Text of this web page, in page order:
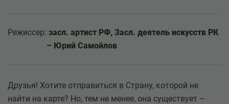
Режиссер: засл. артист РФ, Засл. деятель искусств РК
– Юрий Самойлов
Друзья! Хотите отправиться в Страну, которой не
найти на карте? Но, тем не менее, она существует –